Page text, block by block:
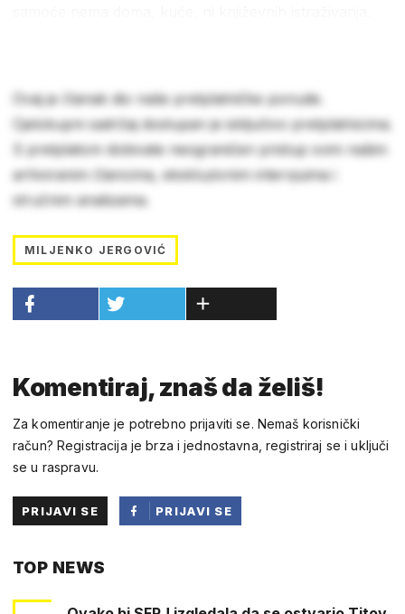
Ovaj je članak dio naše pretplatničke ponude.
Cjelokupni sadržaj dostupan je isključivo pretplatnicima.
S pretplatom dobivate neograničen pristup svim našim
arhiviranim člancima, ekskluzivnim intervjuima i
stručnim analizama.
MILJENKO JERGOVIĆ
Komentiraj, znaš da želiš!
Za komentiranje je potrebno prijaviti se. Nemaš korisnički
račun? Registracija je brza i jednostavna, registriraj se i uključi
se u raspravu.
PRIJAVI SE
PRIJAVI SE
TOP NEWS